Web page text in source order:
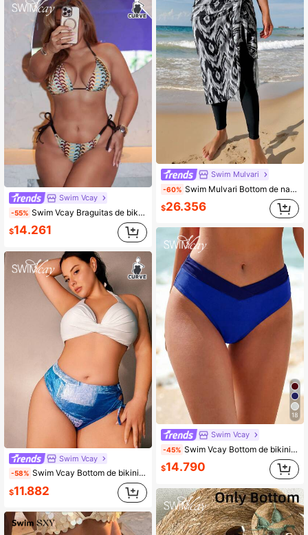
Swim Vcay
-55% Swim Vcay Braguitas de bikini para mujer de talla grande, calzoncillos de natación de triángulo con lazos laterales, tela especial, diseño minimalista de moda, versátil para uso casual y vacaciones
$14.261
Swim Vcay
-58% Swim Vcay Bottom de bikini talla grande para mujer con corte hueco lateral y estampado aleatorio
$11.882
Swim Mulvari
-60% Swim Mulvari Bottom de natación de unicolor para mujer con falda cubretraje de malla con estampado geométrico, ropa de playa para vacaciones de verano
$26.356
18
Swim Vcay
-45% Swim Vcay Bottom de bikini de mujer con bloqueo de color y cintura asimétrica para playa de verano
$14.790